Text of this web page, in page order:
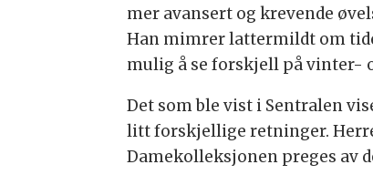
mer avansert og krevende
Han mimrer lattermildt om
mulig å se forskjell på vinter-
Det som ble vist i Sentralen
litt forskjellige retninger.
Damekolleksjonen preges av